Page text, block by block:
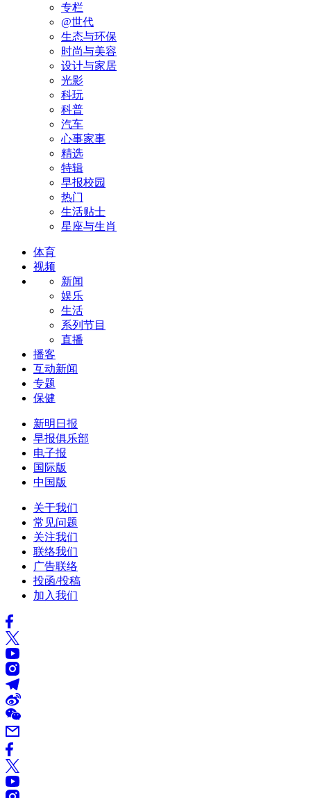
专栏
@世代
生态与环保
时尚与美容
设计与家居
光影
科玩
科普
汽车
心事家事
精选
特辑
早报校园
热门
生活贴士
星座与生肖
体育
视频
新闻
娱乐
生活
系列节目
直播
播客
互动新闻
专题
保健
新明日报
早报俱乐部
电子报
国际版
中国版
关于我们
常见问题
关注我们
联络我们
广告联络
投函/投稿
加入我们